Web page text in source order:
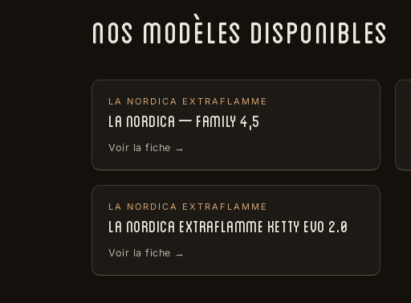
NOS MODÈLES DISPONIBLES
LA NORDICA EXTRAFLAMME
LA NORDICA – FAMILY 4,5
Voir la fiche →
LA NORDICA EXTRAFLAMME
LA NORDICA EXTRAFLAMME KETTY EVO 2.0
Voir la fiche →